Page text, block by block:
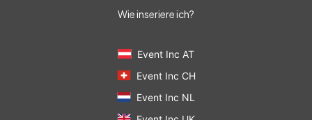
Wie inseriere ich?
Event Inc AT
Event Inc CH
Event Inc NL